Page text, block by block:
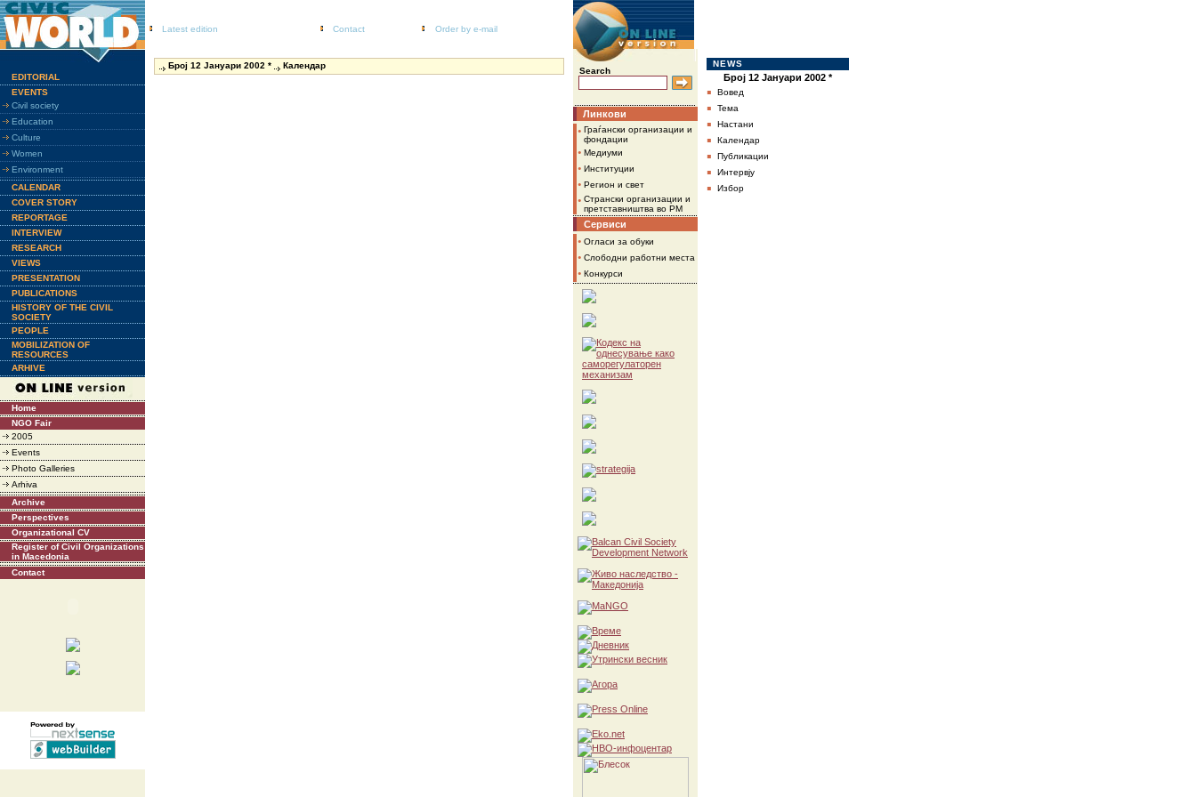
Latest edition Contact Order by e-mail
EDITORIAL
EVENTS
Civil society
Education
Culture
Women
Environment
CALENDAR
COVER STORY
REPORTAGE
INTERVIEW
RESEARCH
VIEWS
PRESENTATION
PUBLICATIONS
HISTORY OF THE CIVIL
SOCIETY
PEOPLE
MOBILIZATION OF
RESOURCES
ARHIVE
Home
NGO Fair
2005
Events
Photo Galleries
Arhiva
Archive
Perspectives
Organizational CV
Register of Civil Organizations
in Macedonia
Contact
Број 12 Јануари 2002 * Календар
Search
Линкови
• Граѓански организации и
фондации
• Медиуми
• Институции
• Регион и свет
• Странски организации и
претставништва во РМ
Сервиси
• Огласи за обуки
• Слободни работни места
• Конкурси
NEWS
Број 12 Јануари 2002 *
▪ Вовед
▪ Тема
▪ Настани
▪ Календар
▪ Публикации
▪ Интервју
▪ Избор